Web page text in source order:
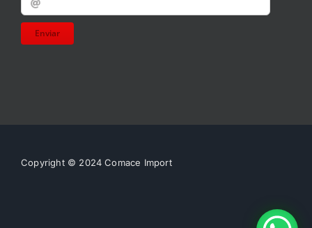
Enviar
Copyright © 2024 Comace Import